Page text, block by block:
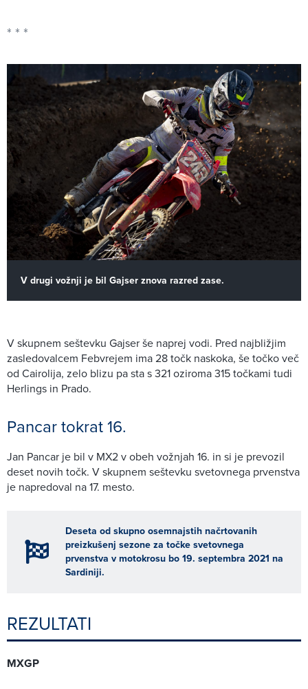
V drugi vožnji je bil Gajser znova razred zase.
V skupnem seštevku Gajser še naprej vodi. Pred najbližjim
zasledovalcem Febvrejem ima 28 točk naskoka, še točko več
od Cairolija, zelo blizu pa sta s 321 oziroma 315 točkami tudi
Herlings in Prado.
Pancar tokrat 16.
Jan Pancar je bil v MX2 v obeh vožnjah 16. in si je prevozil
deset novih točk. V skupnem seštevku svetovnega prvenstva
je napredoval na 17. mesto.
Deseta od skupno osemnajstih načrtovanih
preizkušenj sezone za točke svetovnega
prvenstva v motokrosu bo 19. septembra 2021 na
Sardiniji.
REZULTATI
MXGP